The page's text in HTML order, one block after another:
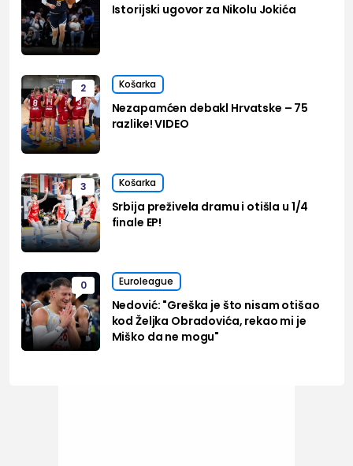
Istorijski ugovor za Nikolu Jokića
2 Košarka
Nezapamćen debakl Hrvatske – 75
razlike! VIDEO
3 Košarka
Srbija preživela dramu i otišla u 1/4
finale EP!
0 Euroleague
Nedović: "Greška je što nisam otišao
kod Željka Obradovića, rekao mi je
Miško da ne mogu"